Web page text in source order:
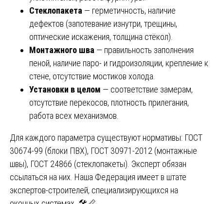
Стеклопакета — герметичность, наличие
дефектов (запотевание изнутри, трещины,
оптические искажения, толщина стёкол).
Монтажного шва — правильность заполнения
пеной, наличие паро- и гидроизоляции, крепление к
стене, отсутствие мостиков холода.
Установки в целом — соответствие замерам,
отсутствие перекосов, плотность прилегания,
работа всех механизмов.
Для каждого параметра существуют нормативы: ГОСТ
30674-99 (блоки ПВХ), ГОСТ 30971-2012 (монтажные
швы), ГОСТ 24866 (стеклопакеты). Эксперт обязан
ссылаться на них. Наша Федерация имеет в штате
экспертов-строителей, специализирующихся на